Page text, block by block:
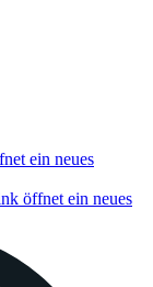
ein neues
öffnet ein neues